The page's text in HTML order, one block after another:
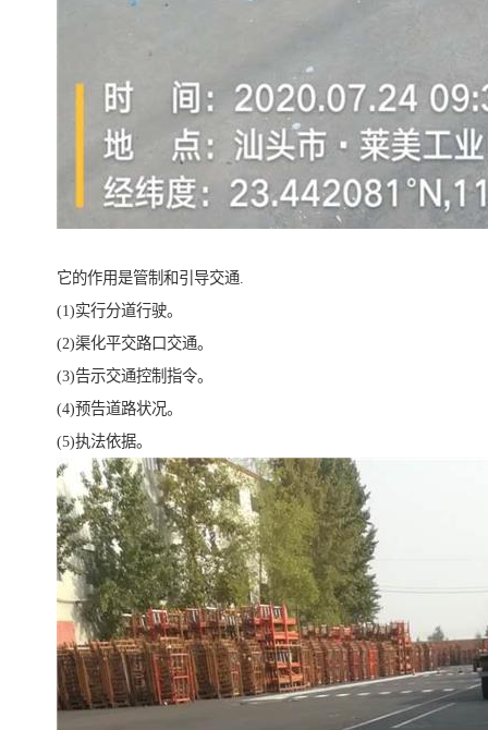
它的作用是管制和引导交通.
(1)实行分道行驶。
(2)渠化平交路口交通。
(3)告示交通控制指令。
(4)预告道路状况。
(5)执法依据。